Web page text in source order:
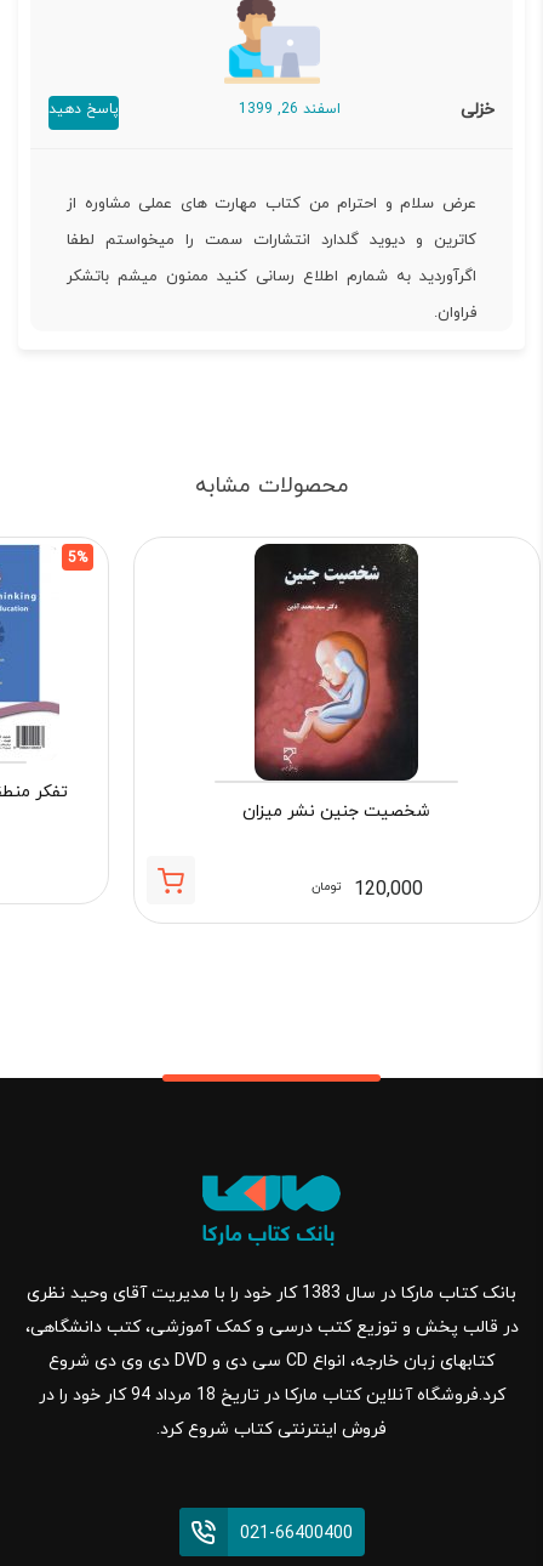
خزلی اسفند 26, 1399 پاسخ دهید
عرض سلام و احترام من کتاب مهارت های عملی مشاوره از
کاترین و دیوید گلدارد انتشارات سمت را میخواستم لطفا
اگرآوردید به شمارم اطلاع رسانی کنید ممنون میشم باتشکر
فراوان.
محصولات مشابه
شخصیت جنین نشر میزان
120,000 تومان
5%
تفکر
بانک کتاب مارکا در سال 1383 کار خود را با مدیریت آقای وحید نظری
در قالب پخش و توزیع کتب درسی و کمک آموزشی، کتب دانشگاهی،
کتابهای زبان خارجه، انواع CD سی دی و DVD دی وی دی شروع
کرد.فروشگاه آنلاین کتاب مارکا در تاریخ 18 مرداد 94 کار خود را در
فروش اینترنتی کتاب شروع کرد.
021-66400400